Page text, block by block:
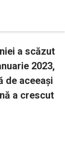
a scăzut
2023,
de aceeași
a crescut